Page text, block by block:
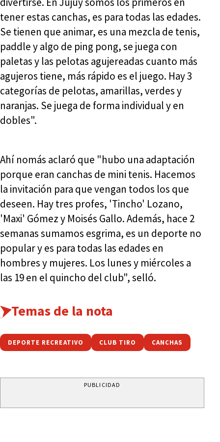
tener estas canchas, es para todas las edades.
Se tienen que animar, es una mezcla de tenis,
paddle y algo de ping pong, se juega con
paletas y las pelotas agujereadas cuanto más
agujeros tiene, más rápido es el juego. Hay 3
categorías de pelotas, amarillas, verdes y
naranjas. Se juega de forma individual y en
dobles".
Ahí nomás aclaró que "hubo una adaptación
porque eran canchas de mini tenis. Hacemos
la invitación para que vengan todos los que
deseen. Hay tres profes, 'Tincho' Lozano,
'Maxi' Gómez y Moisés Gallo. Además, hace 2
semanas sumamos esgrima, es un deporte no
popular y es para todas las edades en
hombres y mujeres. Los lunes y miércoles a
las 19 en el quincho del club", selló.
Temas de la nota
DEPORTE RECREATIVO CLUB TIRO CANCHAS
PUBLICIDAD